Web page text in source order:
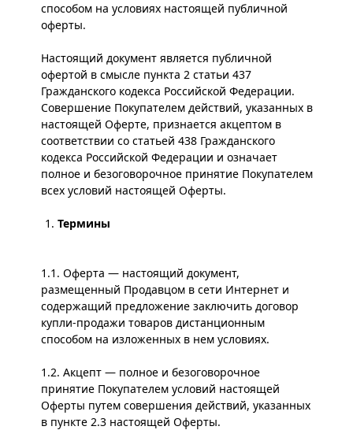
способом на условиях настоящей публичной
оферты.
Настоящий документ является публичной
офертой в смысле пункта 2 статьи 437
Гражданского кодекса Российской Федерации.
Совершение Покупателем действий, указанных в
настоящей Оферте, признается акцептом в
соответствии со статьей 438 Гражданского
кодекса Российской Федерации и означает
полное и безоговорочное принятие Покупателем
всех условий настоящей Оферты.
Термины
1.1. Оферта — настоящий документ,
размещенный Продавцом в сети Интернет и
содержащий предложение заключить договор
купли-продажи товаров дистанционным
способом на изложенных в нем условиях.
1.2. Акцепт — полное и безоговорочное
принятие Покупателем условий настоящей
Оферты путем совершения действий, указанных
в пункте 2.3 настоящей Оферты.